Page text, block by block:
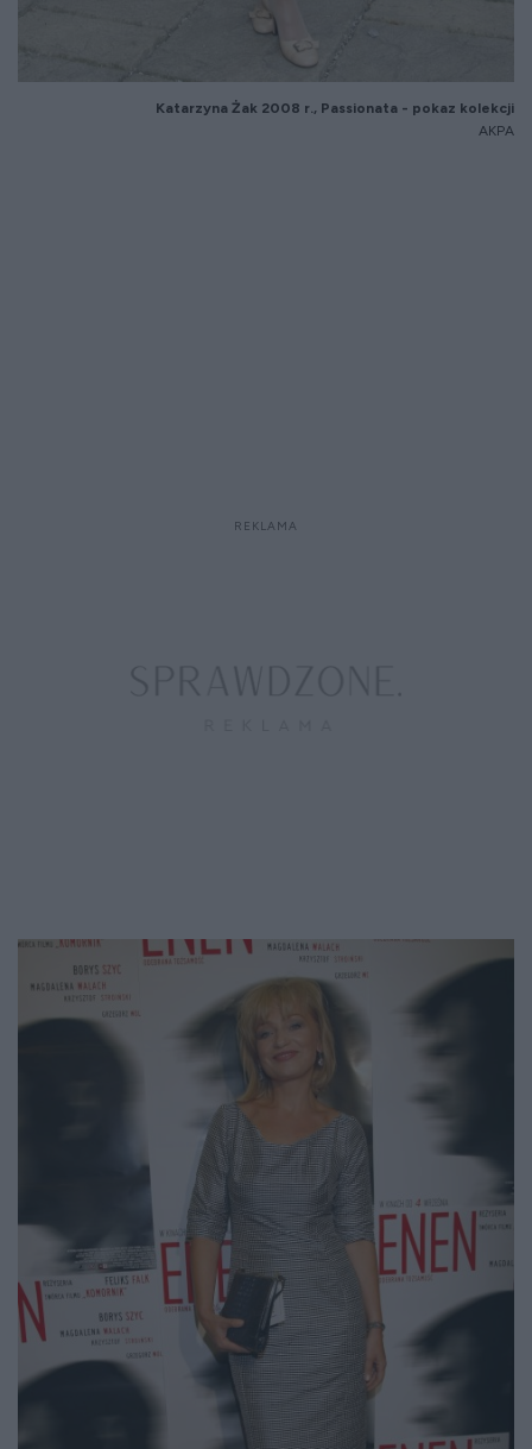
Katarzyna Żak 2008 r., Passionata - pokaz kolekcji
AKPA